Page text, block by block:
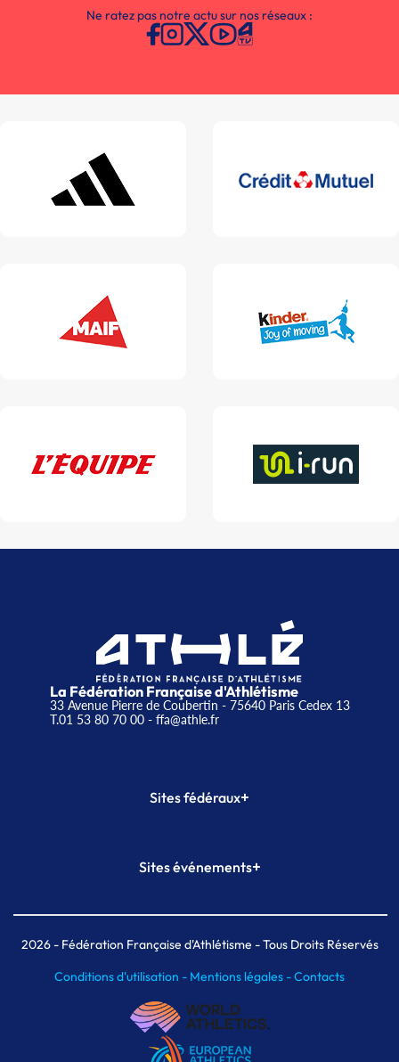
Ne ratez pas notre actu sur nos réseaux :
La Fédération Française d'Athlétisme
33 Avenue Pierre de Coubertin - 75640 Paris Cedex 13
T.01 53 80 70 00- ffa@athle.fr
Sites fédéraux+
Plateforme Formation
Sites événements+
Meeting de Paris indoor
MAIF Ekiden de Paris
2026- Fédération Française d'Athlétisme - Tous Droits Réservés
Conditions d'utilisation - Mentions légales -Contacts